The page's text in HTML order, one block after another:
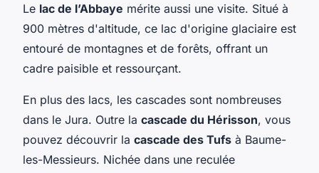
Le lac de l’Abbaye mérite aussi une visite. Situé à
900 mètres d'altitude, ce lac d'origine glaciaire est
entouré de montagnes et de forêts, offrant un
cadre paisible et ressourçant.
En plus des lacs, les cascades sont nombreuses
dans le Jura. Outre la cascade du Hérisson, vous
pouvez découvrir la cascade des Tufs à Baume-
les-Messieurs. Nichée dans une reculée